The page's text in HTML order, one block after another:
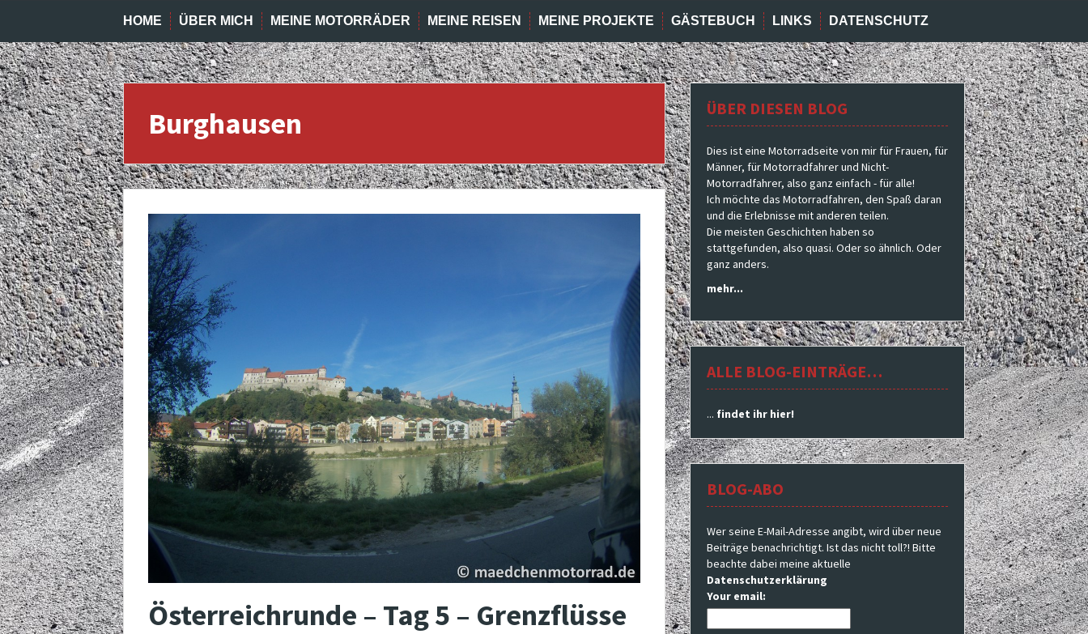
HOME ÜBER MICH MEINE MOTORRÄDER MEINE REISEN MEINE PROJEKTE GÄSTEBUCH LINKS DATENSCHUTZ
Burghausen
Österreichrunde – Tag 5 – Grenzflüsse
ÜBER DIESEN BLOG
Dies ist eine Motorradseite von mir für Frauen, für
Männer, für Motorradfahrer und Nicht-
Motorradfahrer, also ganz einfach - für alle!
Ich möchte das Motorradfahren, den Spaß daran
und die Erlebnisse mit anderen teilen.
Die meisten Geschichten haben so
stattgefunden, also quasi. Oder so ähnlich. Oder
ganz anders.
mehr...
ALLE BLOG-EINTRÄGE…
... findet ihr hier!
BLOG-ABO
Wer seine E-Mail-Adresse angibt, wird über neue
Beiträge benachrichtigt. Ist das nicht toll?! Bitte
beachte dabei meine aktuelle
Datenschutzerklärung
Your email: